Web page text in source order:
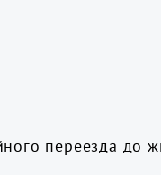
переезда до